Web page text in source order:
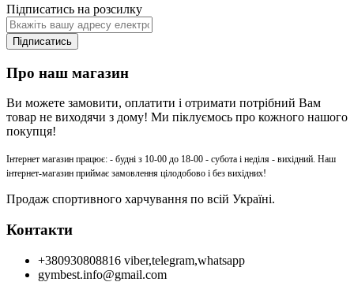
Підписатись на розсилку
Підписатись
Про наш магазин
Ви можете замовити, оплатити і отримати потрібний Вам
товар не виходячи з дому! Ми піклуємось про кожного нашого
покупця!
Інтернет магазин працює: - будні з 10-00 до 18-00 - субота і неділя - вихідний. Наш
інтернет-магазин приймає замовлення цілодобово і без вихідних!
Продаж спортивного харчування по всій Україні.
Контакти
+380930808816 viber,telegram,whatsapp
gymbest.info@gmail.com